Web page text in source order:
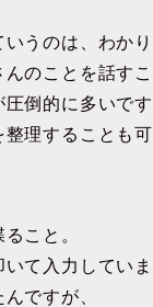
うのは、わか
のことを話すこ
倒的に多いです
理することも
こと。
て入力していま
ですが、